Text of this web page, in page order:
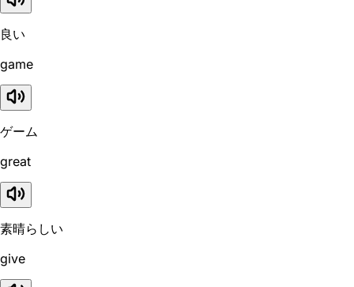
良い
game
ゲーム
great
素晴らしい
give